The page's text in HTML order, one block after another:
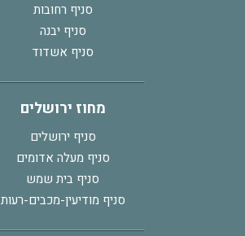
סניף רחובות
סניף יבנה
סניף אשדוד
מחוז ירושלים
סניף ירושלים
סניף מעלה אדומים
סניף בית שמש
סניף מודיעין-מכבים-רעות